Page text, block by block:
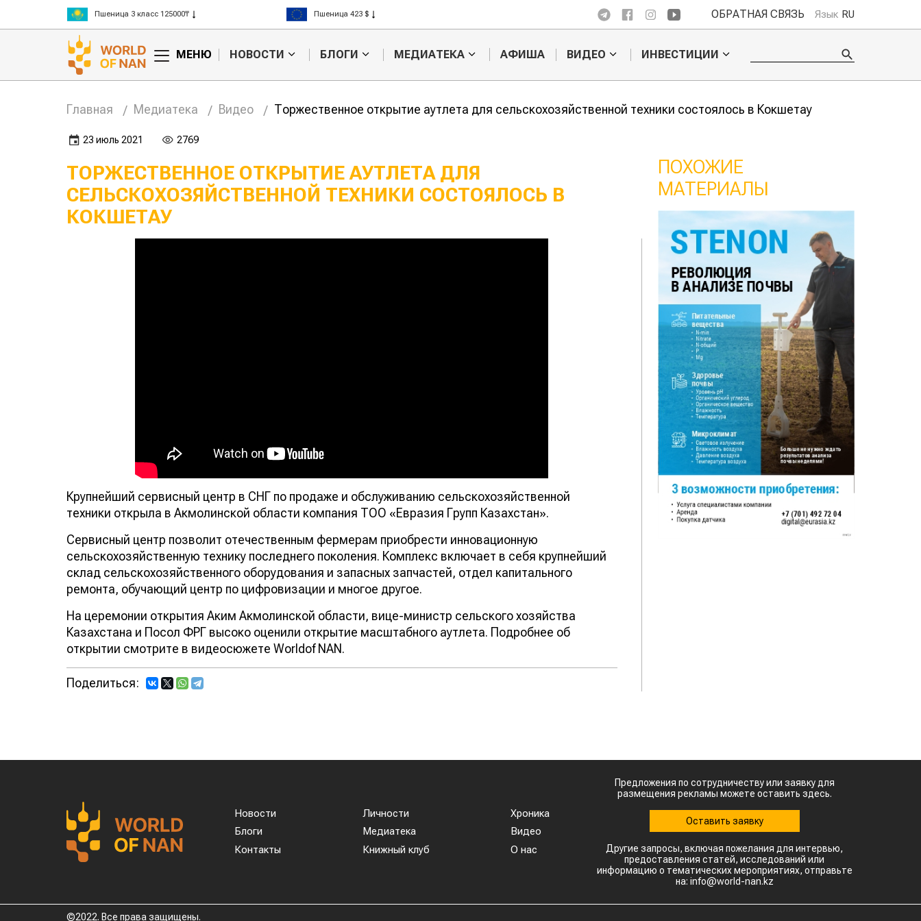
Пшеница 3 класс 125000₸
Ячмень 130000₸
Кукуруза 150000₸
Рис 300000₸
Пшеница 423 $
Ячмень 330 $
Рис 408 $
ОБРАТНАЯ СВЯЗЬ Язык RU
МЕНЮ НОВОСТИ БЛОГИ МЕДИАТЕКА АФИША ВИДЕО ИНВЕСТИЦИИ
Главная Медиатека Видео Торжественное открытие аутлета для сельскохозяйственной техники состоялось в Кокшетау
23 июль 2021 2769
ТОРЖЕСТВЕННОЕ ОТКРЫТИЕ АУТЛЕТА ДЛЯ
СЕЛЬСКОХОЗЯЙСТВЕННОЙ ТЕХНИКИ СОСТОЯЛОСЬ В
КОКШЕТАУ
Крупнейший сервисный центр в СНГ по продаже и обслуживанию сельскохозяйственной
техники открыла в Акмолинской области компания ТОО «Евразия Групп Казахстан».
Сервисный центр позволит отечественным фермерам приобрести инновационную
сельскохозяйственную технику последнего поколения. Комплекс включает в себя крупнейший
склад сельскохозяйственного оборудования и запасных запчастей, отдел капитального
ремонта, обучающий центр по цифровизации и многое другое.
На церемонии открытия Аким Акмолинской области, вице-министр сельского хозяйства
Казахстана и Посол ФРГ высоко оценили открытие масштабного аутлета. Подробнее об
открытии смотрите в видеосюжете Worldof NAN.
Поделиться:
ПОХОЖИЕ
МАТЕРИАЛЫ
Новости
Блоги
Контакты
Личности
Медиатека
Книжный клуб
Хроника
Видео
О нас
Предложения по сотрудничеству или заявку для
размещения рекламы можете оставить здесь.
Оставить заявку
Другие запросы, включая пожелания для интервью,
предоставления статей, исследований или
информацию о тематических мероприятиях, отправьте
на: info@world-nan.kz
©2022. Все права защищены.